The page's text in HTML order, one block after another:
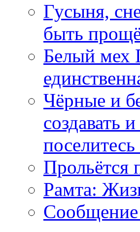
Гусыня,
быть
Белый мех
Чёрные и
создавать
Прольётся
Рамта: